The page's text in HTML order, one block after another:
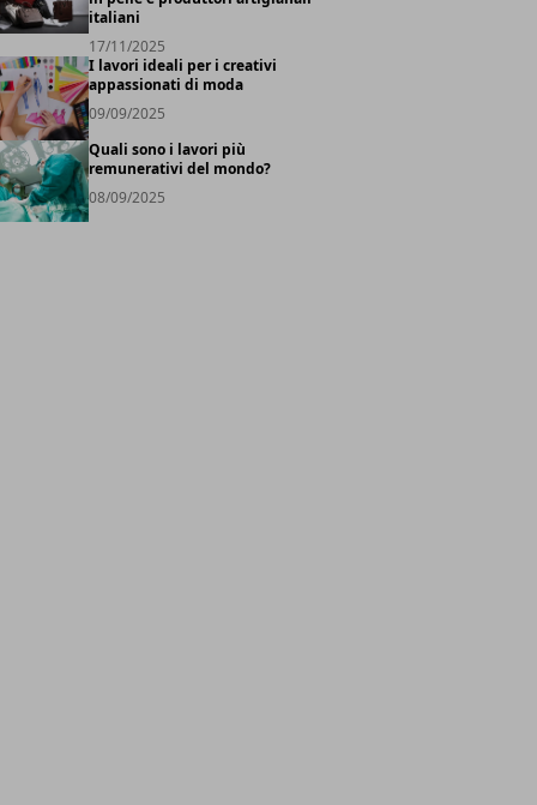
italiani
17/11/2025
I lavori ideali per i creativi
appassionati di moda
09/09/2025
Quali sono i lavori più
remunerativi del mondo?
08/09/2025